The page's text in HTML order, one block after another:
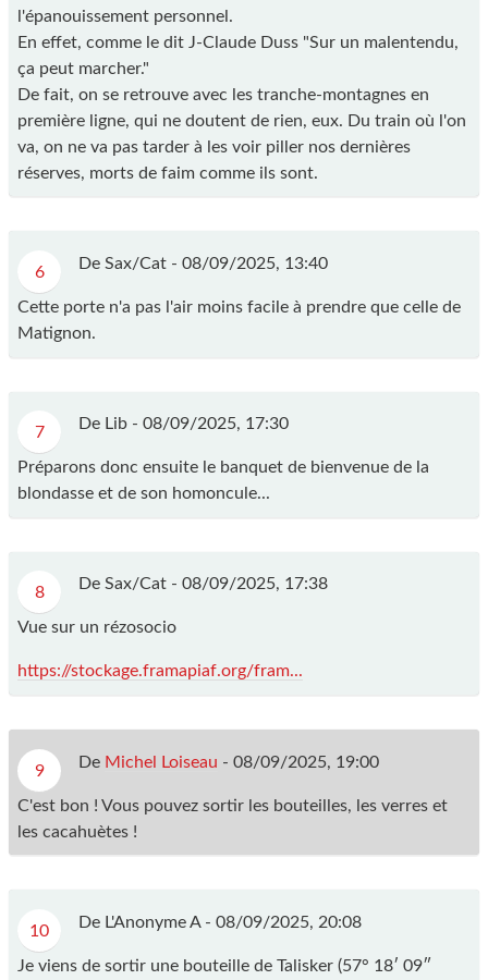
l'épanouissement personnel.
En effet, comme le dit J-Claude Duss "Sur un malentendu,
ça peut marcher."
De fait, on se retrouve avec les tranche-montagnes en
première ligne, qui ne doutent de rien, eux. Du train où l'on
va, on ne va pas tarder à les voir piller nos dernières
réserves, morts de faim comme ils sont.
6 De Sax/Cat - 08/09/2025, 13:40
Cette porte n'a pas l'air moins facile à prendre que celle de
Matignon.
7 De Lib - 08/09/2025, 17:30
Préparons donc ensuite le banquet de bienvenue de la
blondasse et de son homoncule...
8 De Sax/Cat - 08/09/2025, 17:38
Vue sur un rézosocio
https://stockage.framapiaf.org/fram...
9 De Michel Loiseau - 08/09/2025, 19:00
C'est bon ! Vous pouvez sortir les bouteilles, les verres et
les cacahuètes !
10 De L'Anonyme A - 08/09/2025, 20:08
Je viens de sortir une bouteille de Talisker (57° 18′ 09″